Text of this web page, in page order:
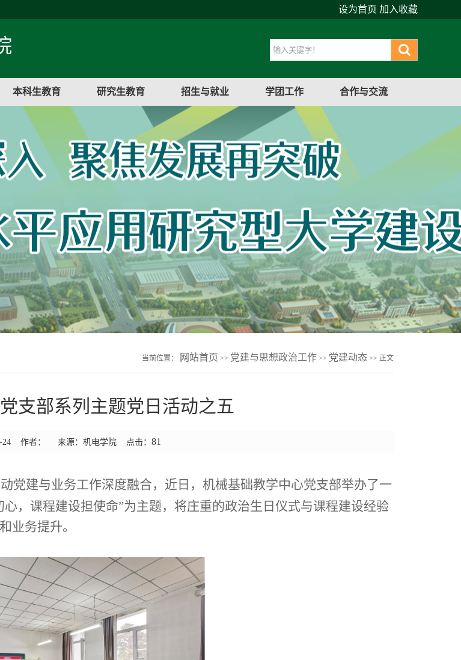
设为首页 加入收藏
本科生教育 研究生教育 招生与就业 学团工作 合作与交流
当前位置： 网站首页 >> 党建与思想政治工作 >> 党建动态 >> 正文
支部系列主题党日活动之五
24 作者： 来源：机电学院 点击： 81
党建与业务工作深度融合，近日，机械基础教学中心党支部举办了一
，课程建设担使命”为主题，将庄重的政治生日仪式与课程建设经验
业务提升。